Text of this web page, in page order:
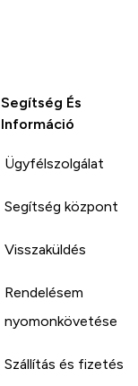
Segítség És
Információ
Ügyfélszolgálat
Segítség központ
Visszaküldés
Rendelésem
nyomonkövetése
Szállítás és fizetés